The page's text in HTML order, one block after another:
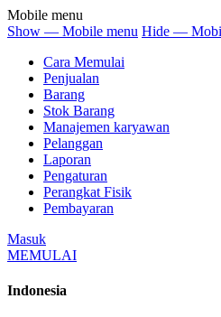
Mobile menu
Show — Mobile menu Hide —
Cara Memulai
Penjualan
Barang
Stok Barang
Manajemen karyawan
Pelanggan
Laporan
Pengaturan
Perangkat Fisik
Pembayaran
Masuk
MEMULAI
Indonesia